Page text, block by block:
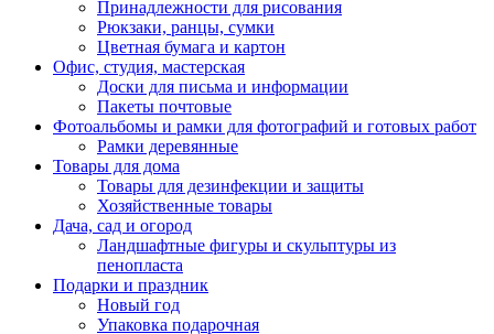
Принадлежности для рисования
Рюкзаки, ранцы, сумки
Цветная бумага и картон
Офис, студия, мастерская
Доски для письма и информации
Пакеты почтовые
Фотоальбомы и рамки для фотографий и готовых работ
Рамки деревянные
Товары для дома
Товары для дезинфекции и защиты
Хозяйственные товары
Дача, сад и огород
Ландшафтные фигуры и скульптуры из
пенопласта
Подарки и праздник
Новый год
Упаковка подарочная